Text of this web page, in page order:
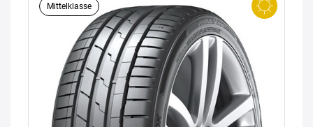
Mittelklasse